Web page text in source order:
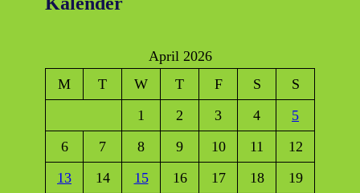
April 2026
M
T W T F S
S
1
2 3 4
5
6
7 8 9 10 11
12
13
14 15 16 17 18
19